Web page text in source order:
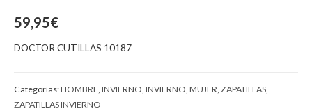
59,95€
DOCTOR CUTILLAS 10187
Categorías:HOMBRE INVIERNO INVIERNO MUJER ZAPATILLAS
ZAPATILLAS INVIERNO